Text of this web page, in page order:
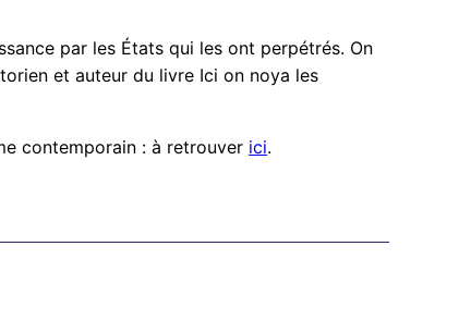
par les États qui les ont perpétrés. On
et auteur du livre Ici on noya les
contemporain : à retrouver ici.